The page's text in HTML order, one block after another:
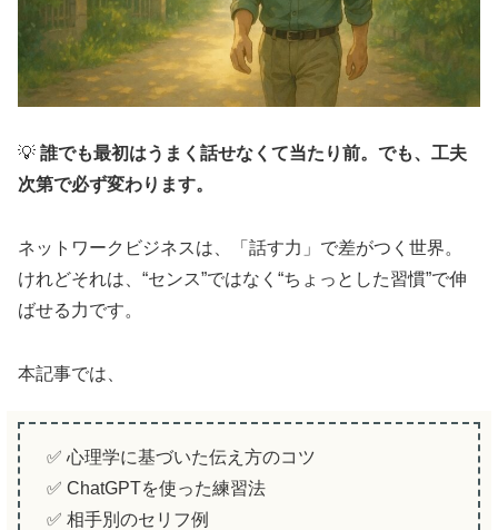
💡 誰でも最初はうまく話せなくて当たり前。でも、工夫
次第で必ず変わります。
ネットワークビジネスは、「話す力」で差がつく世界。
けれどそれは、“センス”ではなく“ちょっとした習慣”で伸
ばせる力です。
本記事では、
✅ 心理学に基づいた伝え方のコツ
✅ ChatGPTを使った練習法
✅ 相手別のセリフ例